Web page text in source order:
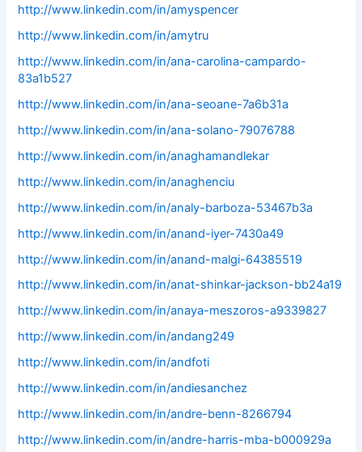
http://www.linkedin.com/in/amyspencer
http://www.linkedin.com/in/amytru
http://www.linkedin.com/in/ana-carolina-campardo-
83a1b527
http://www.linkedin.com/in/ana-seoane-7a6b31a
http://www.linkedin.com/in/ana-solano-79076788
http://www.linkedin.com/in/anaghamandlekar
http://www.linkedin.com/in/anaghenciu
http://www.linkedin.com/in/analy-barboza-53467b3a
http://www.linkedin.com/in/anand-iyer-7430a49
http://www.linkedin.com/in/anand-malgi-64385519
http://www.linkedin.com/in/anat-shinkar-jackson-bb24a19
http://www.linkedin.com/in/anaya-meszoros-a9339827
http://www.linkedin.com/in/andang249
http://www.linkedin.com/in/andfoti
http://www.linkedin.com/in/andiesanchez
http://www.linkedin.com/in/andre-benn-8266794
http://www.linkedin.com/in/andre-harris-mba-b000929a